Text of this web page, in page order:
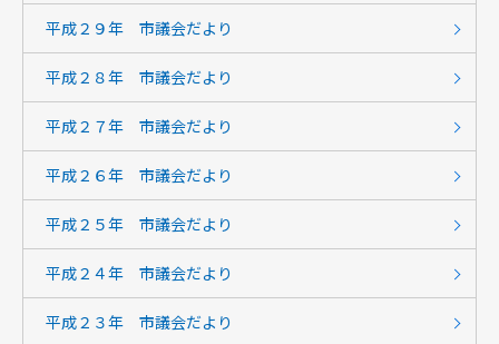
平成２９年 市議会だより
平成２８年 市議会だより
平成２７年 市議会だより
平成２６年 市議会だより
平成２５年 市議会だより
平成２４年 市議会だより
平成２３年 市議会だより